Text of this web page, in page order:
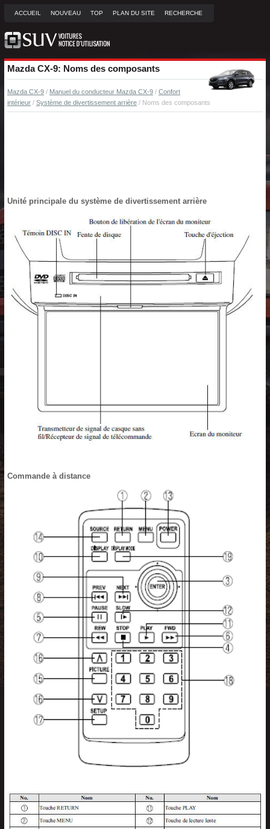
ACCUEIL NOUVEAU TOP PLAN DU SITE RECHERCHE
Mazda CX-9: Noms des composants
Mazda CX-9 / Manuel du conducteur Mazda CX-9 / Confort
intérieur / Système de divertissement arrière / Noms des composants
Unité principale du système de divertissement arrière
Commande à distance